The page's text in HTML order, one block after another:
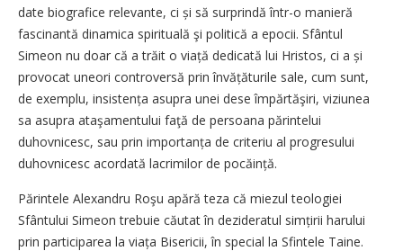
date biografice relevante, ci și să surprindă într-o manieră
fascinantă dinamica spirituală şi politică a epocii. Sfântul
Simeon nu doar că a trăit o viață dedicată lui Hristos, ci a și
provocat uneori controversă prin învăță­turile sale, cum sunt,
de exemplu, insistența asupra unei dese împărtăşiri, viziunea
sa asupra ataşamentului faţă de persoana părintelui
duhovnicesc, sau prin importanța de criteriu al progresului
duhovnicesc acordată lacrimilor de pocăință.
Părintele Alexandru Roşu apără teza că miezul teologiei
Sfântului Simeon trebuie căutat în dezideratul simțirii harului
prin participarea la viața Bisericii, în special la Sfintele Taine.